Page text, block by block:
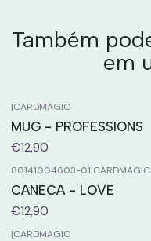
Também
em
|CARDMAGIC
MUG - PROFESSIONS
€12,90
80141004603-01|CARDMAGIC
CANECA - LOVE
€12,90
|CARDMAGIC